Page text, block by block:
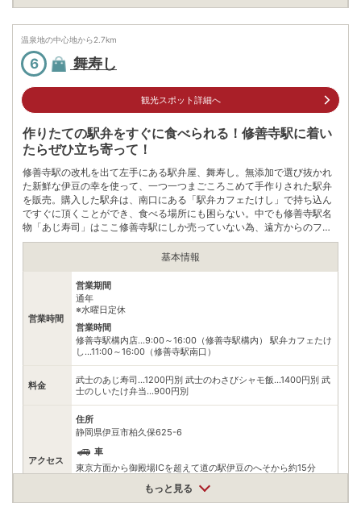
電話番号 0558720007
※ 掲載情報は変更になる場合があります。最新の内容はご利用前にご自身でお
問合せください。
※ 料金情報は税込・税抜表記が混ざっております。正しい金額はご利用前にご
自身でお問合せください。
温泉地の中心地から2.7km
6 舞寿し
観光スポット詳細へ
作りたての駅弁をすぐに食べられる！修善寺駅に着い
たらぜひ立ち寄って！
修善寺駅の改札を出て左手にある駅弁屋、舞寿し。無添加で選び抜かれ
た新鮮な伊豆の幸を使って、一つ一つまごころこめて手作りされた駅弁
を販売。購入した駅弁は、南口にある「駅弁カフェたけし」で持ち込ん
ですぐに頂くことができ、食べる場所にも困らない。中でも修善寺駅名
物「あじ寿司」はここ修善寺駅にしか売っていない為、遠方からのファ
ンも多いとか。ぜひ一度味わってみてはいかが？
基本情報
営業時間
営業期間
通年
※水曜日定休
営業時間
修善寺駅構内店…9:00～16:00（修善寺駅構内） 駅弁カフェたけ
し…11:00～16:00（修善寺駅南口）
料金
武士のあじ寿司…1200円別 武士のわさびシャモ飯…1400円別 武
士のしいたけ弁当…900円別
アクセス
住所
静岡県伊豆市柏久保625-6
車
東京方面から御殿場ICを超えて道の駅伊豆のへそから約15分
修善寺駅の改札を出てすぐ左
もっと見る